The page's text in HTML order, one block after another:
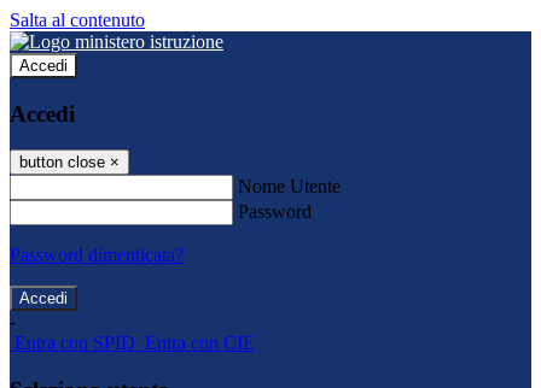
Salta al contenuto
Accedi
Accedi
button close ×
Nome Utente
Password
Password dimenticata?
-
Entra con SPID Entra con CIE